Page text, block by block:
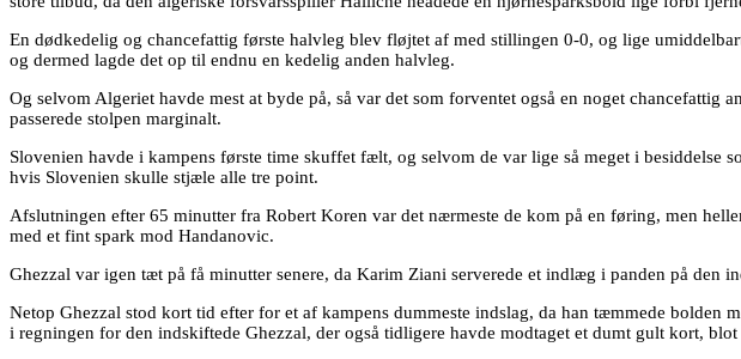
En dødkedelig og chancefattig første halvleg blev fløjtet af med stillingen 0-0, og lige
og dermed lagde det op til endnu en kedelig anden halvleg.
Og selvom Algeriet havde mest at byde på, så var det som forventet også en noget
passerede stolpen marginalt.
Slovenien havde i kampens første time skuffet fælt, og selvom de var lige så meget i
hvis Slovenien skulle stjæle alle tre point.
Afslutningen efter 65 minutter fra Robert Koren var det nærmeste de kom på en føring, men
med et fint spark mod Handanovic.
Ghezzal var igen tæt på få minutter senere, da Karim Ziani serverede et indlæg i panden på den
Netop Ghezzal stod kort tid efter for et af kampens dummeste indslag, da han tæmmede
i regningen for den indskiftede Ghezzal, der også tidligere havde modtaget et dumt gult kort,